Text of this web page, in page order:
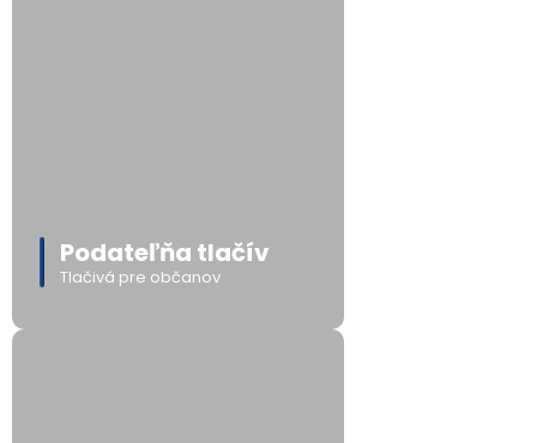
Podateľňa tlačív
Tlačivá pre občanov